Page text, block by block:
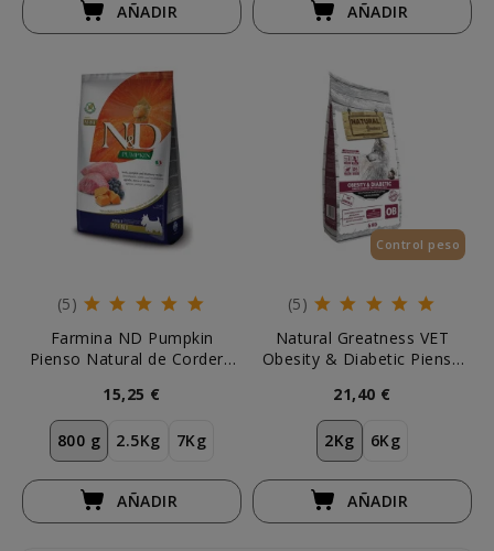
AÑADIR AÑADIR
(5)
Farmina ND Pumpkin
Pienso Natural de Cordero
15,25 €
800 g 2.5Kg 7Kg
AÑADIR
Control peso
(5)
Natural Greatness VET
Obesity & Diabetic Pienso
21,40 €
2Kg 6Kg
AÑADIR